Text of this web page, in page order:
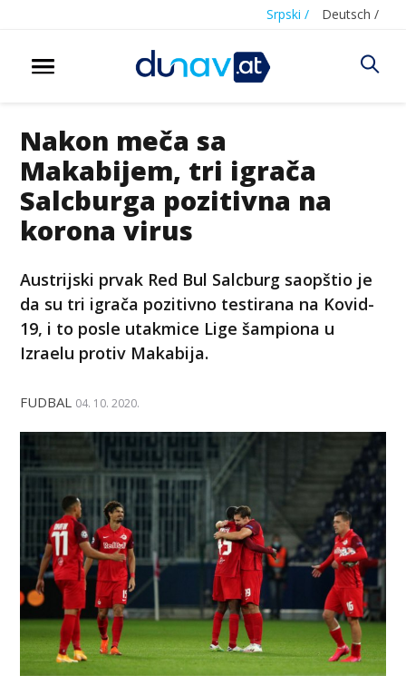
Srpski / Deutsch /
Nakon meča sa
Makabijem, tri igrača
Salcburga pozitivna na
korona virus
Austrijski prvak Red Bul Salcburg saopštio je
da su tri igrača pozitivno testirana na Kovid-
19, i to posle utakmice Lige šampiona u
Izraelu protiv Makabija.
FUDBAL 04. 10. 2020.